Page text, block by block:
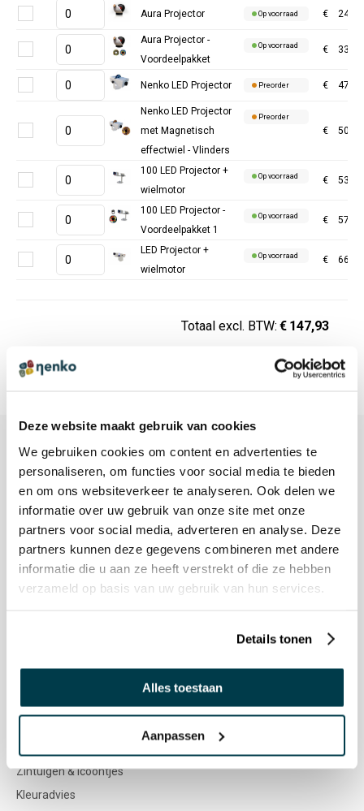
Deze website maakt gebruik van cookies
We gebruiken cookies om content en advertenties te
personaliseren, om functies voor social media te bieden
en om ons websiteverkeer te analyseren. Ook delen we
informatie over uw gebruik van onze site met onze
partners voor social media, adverteren en analyse. Deze
partners kunnen deze gegevens combineren met andere
informatie die u aan ze heeft verstrekt of die ze hebben
verzameld op basis van uw gebruik van hun services.
Details tonen
Alles toestaan
Aanpassen
Aura Projector Op voorraad €
Aura Projector -
Voordeelpakket
Op voorraad €
Nenko LED Projector Preorder €
Nenko LED Projector
met Magnetisch
effectwiel - Vlinders
Preorder
€
100 LED Projector +
wielmotor
Op voorraad €
100 LED Projector -
Voordeelpakket 1
Op voorraad €
LED Projector +
wielmotor
Op voorraad €
Totaal excl. BTW: € 147,93
KLANTENSERVICE
Klantenservice
Service & Contact
Bestellen & Betalen
Zintuigen & icoontjes
Kleuradvies